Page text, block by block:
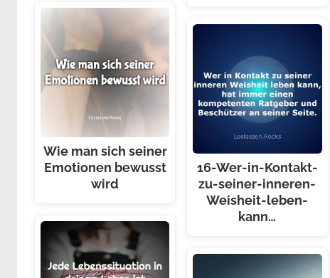
Wie man sich seiner
Emotionen bewusst
wird
16-Wer-in-Kontakt-
zu-seiner-inneren-
Weisheit-leben-
kann…